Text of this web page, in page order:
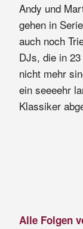
Andy und
gehen in
auch noch
DJs, die in
nicht mehr
ein seeeehr
Klassiker
Alle Folgen